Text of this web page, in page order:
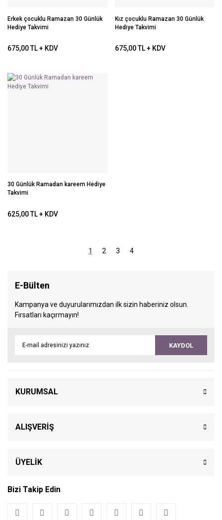
Erkek çocuklu Ramazan 30 Günlük
Hediye Takvimi
675,00 TL + KDV
Kız çocuklu Ramazan 30 Günlük
Hediye Takvimi
675,00 TL + KDV
30 Günlük Ramadan kareem Hediye
Takvimi
625,00 TL + KDV
1 2 3 4
E-Bülten
Kampanya ve duyurularımızdan ilk sizin haberiniz olsun.
Fırsatları kaçırmayın!
KAYDOL
KURUMSAL
ALIŞVERİŞ
ÜYELİK
Bizi Takip Edin